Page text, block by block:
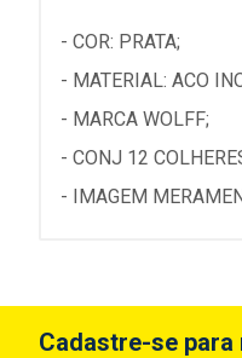
- COR: PRATA;
- MATERIAL: ACO
- MARCA WOLFF;
- CONJ 12
- IMAGEM
Cadastre-se